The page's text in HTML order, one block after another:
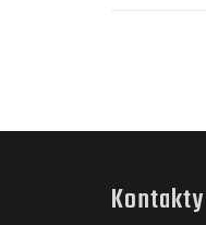
Kontakty